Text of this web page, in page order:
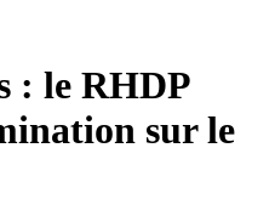
: le RHDP
sur le